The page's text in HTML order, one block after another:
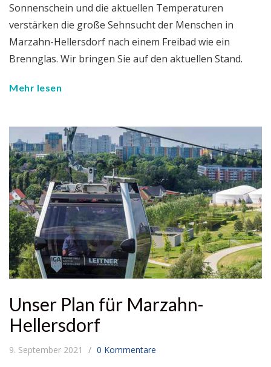
Sonnenschein und die aktuellen Temperaturen
verstärken die große Sehnsucht der Menschen in
Marzahn-Hellersdorf nach einem Freibad wie ein
Brennglas. Wir bringen Sie auf den aktuellen Stand.
Mehr lesen
Unser Plan für Marzahn-
Hellersdorf
9. September 2021 0 Kommentare